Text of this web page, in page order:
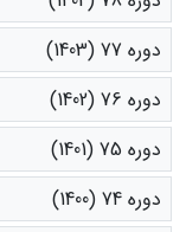
دوره 77 (1403)
دوره 76 (1402)
دوره 75 (1401)
دوره 74 (1400)